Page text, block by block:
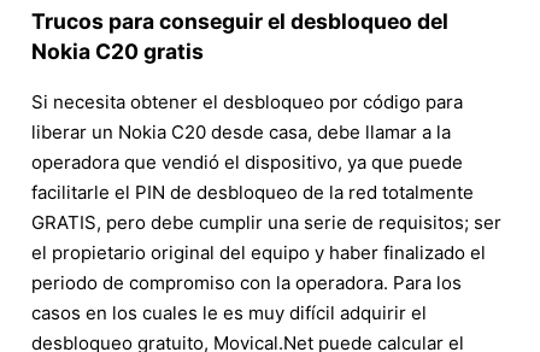
Trucos para conseguir el desbloqueo del
Nokia C20 gratis
Si necesita obtener el desbloqueo por código para
liberar un Nokia C20 desde casa, debe llamar a la
operadora que vendió el dispositivo, ya que puede
facilitarle el PIN de desbloqueo de la red totalmente
GRATIS, pero debe cumplir una serie de requisitos; ser
el propietario original del equipo y haber finalizado el
periodo de compromiso con la operadora. Para los
casos en los cuales le es muy difícil adquirir el
desbloqueo gratuito, Movical.Net puede calcular el